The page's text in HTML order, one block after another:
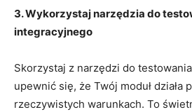
3. Wykorzystaj narzędzia do
integracyjnego
Skorzystaj z narzędzi do
upewnić się, że Twój⁢ moduł⁤ działa
rzeczywistych⁣ warunkach. To⁢